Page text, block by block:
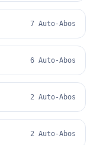
7 Auto-Abos
6 Auto-Abos
2 Auto-Abos
2 Auto-Abos